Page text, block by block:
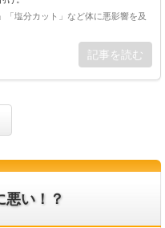
「塩分カット」など体に悪影響を及
記事を読む
悪い！？